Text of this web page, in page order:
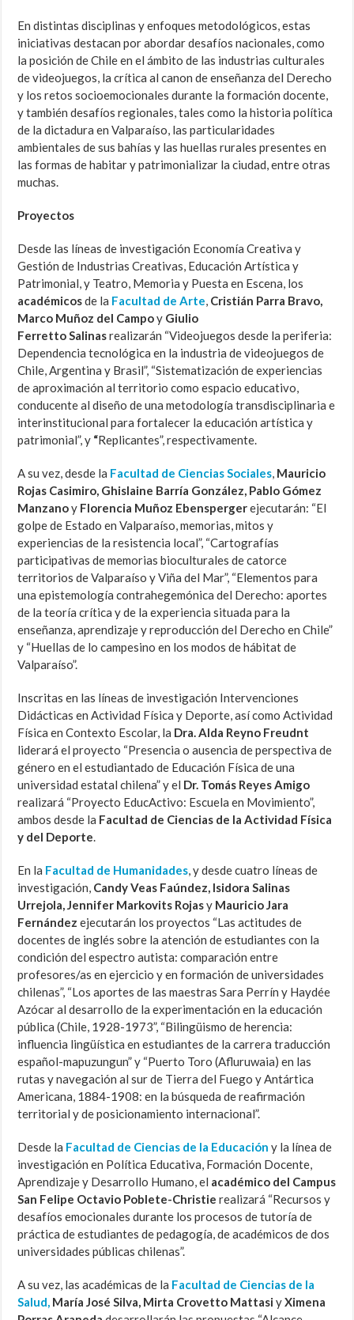
En distintas disciplinas y enfoques metodológicos, estas
iniciativas destacan por abordar desafíos nacionales, como
la posición de Chile en el ámbito de las industrias culturales
de videojuegos, la crítica al canon de enseñanza del Derecho
y los retos socioemocionales durante la formación docente,
y también desafíos regionales, tales como la historia política
de la dictadura en Valparaíso, las particularidades
ambientales de sus bahías y las huellas rurales presentes en
las formas de habitar y patrimonializar la ciudad, entre otras
muchas.
Proyectos
Desde las líneas de investigación Economía Creativa y
Gestión de Industrias Creativas, Educación Artística y
Patrimonial, y Teatro, Memoria y Puesta en Escena, los
académicosde la Facultad de Arte, Cristián Parra Bravo,
Marco Muñoz del Campoy Giulio
Ferretto Salinasrealizarán “Videojuegos desde la periferia:
Dependencia tecnológica en la industria de videojuegos de
Chile, Argentina y Brasil”, “Sistematización de experiencias
de aproximación al territorio como espacio educativo,
conducente al diseño de una metodología transdisciplinaria e
interinstitucional para fortalecer la educación artística y
patrimonial”, y “Replicantes”, respectivamente.
A su vez, desde la Facultad de Ciencias Sociales, Mauricio
Rojas Casimiro, Ghislaine Barría González, Pablo Gómez
Manzanoy Florencia Muñoz Ebenspergerejecutarán: “El
golpe de Estado en Valparaíso, memorias, mitos y
experiencias de la resistencia local”, “Cartografías
participativas de memorias bioculturales de catorce
territorios de Valparaíso y Viña del Mar”, “Elementos para
una epistemología contrahegemónica del Derecho: aportes
de la teoría crítica y de la experiencia situada para la
enseñanza, aprendizaje y reproducción del Derecho en Chile”
y “Huellas de lo campesino en los modos de hábitat de
Valparaíso”.
Inscritas en las líneas de investigación Intervenciones
Didácticas en Actividad Física y Deporte, así como Actividad
Física en Contexto Escolar, la Dra.Alda Reyno Freudnt
liderará el proyecto “Presencia o ausencia de perspectiva de
género en el estudiantado de Educación Física de una
universidad estatal chilena” y el Dr. Tomás Reyes Amigo
realizará “Proyecto EducActivo: Escuela en Movimiento”,
ambos desde la Facultad de Ciencias de la Actividad Física
y del Deporte.
En la Facultad de Humanidades, y desde cuatro líneas de
investigación, Candy Veas Faúndez, Isidora Salinas
Urrejola, Jennifer Markovits Rojasy Mauricio Jara
Fernández ejecutarán los proyectos “Las actitudes de
docentes de inglés sobre la atención de estudiantes con la
condición del espectro autista: comparación entre
profesores/as en ejercicio y en formación de universidades
chilenas”, “Los aportes de las maestras Sara Perrín y Haydée
Azócar al desarrollo de la experimentación en la educación
pública (Chile, 1928-1973”, “Bilingüismo de herencia:
influencia lingüística en estudiantes de la carrera traducción
español-mapuzungun” y “Puerto Toro (Afluruwaia) en las
rutas y navegación al sur de Tierra del Fuego y Antártica
Americana, 1884-1908: en la búsqueda de reafirmación
territorial y de posicionamiento internacional”.
Desde la Facultad de Ciencias de la Educación y la línea de
investigación en Política Educativa, Formación Docente,
Aprendizaje y Desarrollo Humano, el académico del Campus
San Felipe Octavio Poblete-Christie realizará “Recursos y
desafíos emocionales durante los procesos de tutoría de
práctica de estudiantes de pedagogía, de académicos de dos
universidades públicas chilenas”.
A su vez, las académicas de la Facultad de Ciencias de la
Salud, María José Silva, Mirta Crovetto MattasiyXimena